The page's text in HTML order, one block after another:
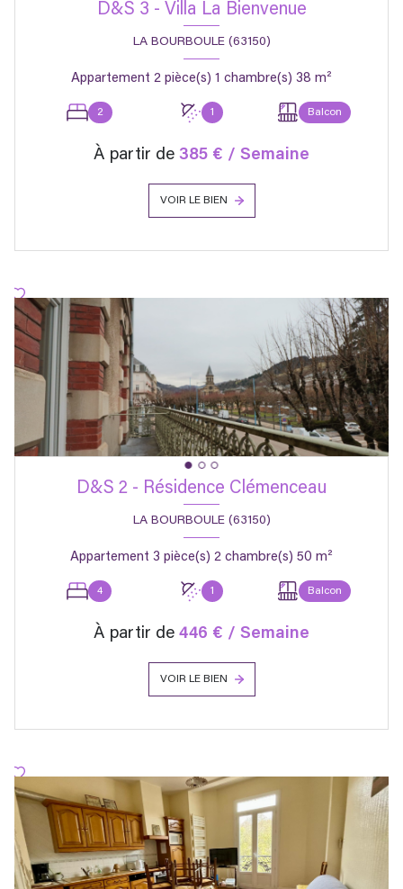
D&S 3 - Villa La Bienvenue
LA BOURBOULE (63150)
Appartement 2 pièce(s) 1 chambre(s) 38 m²
2 1 Balcon
À partir de 385 € / Semaine
VOIR LE BIEN
D&S 2 - Résidence Clémenceau
LA BOURBOULE (63150)
Appartement 3 pièce(s) 2 chambre(s) 50 m²
4 1 Balcon
À partir de 446 € / Semaine
VOIR LE BIEN